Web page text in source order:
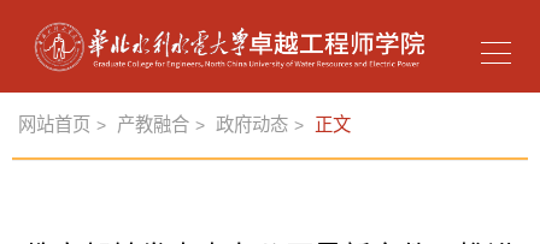
网站首页 > 产教融合 > 政府动态 > 正文